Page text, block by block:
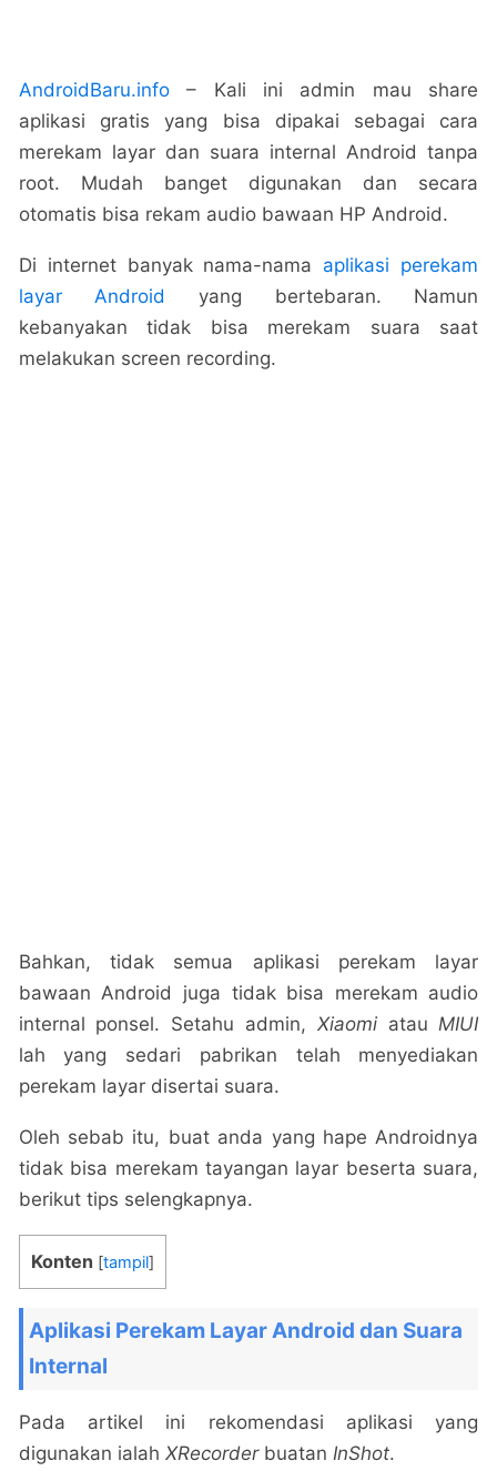
AndroidBaru.info– Kali ini admin mau share
aplikasi gratis yang bisa dipakai sebagai cara
merekam layar dan suara internal Android tanpa
root. Mudah banget digunakan dan secara
otomatis bisa rekam audio bawaan HP Android.
Di internet banyak nama-nama aplikasi perekam
layar Android
yang bertebaran. Namun
kebanyakan tidak bisa merekam suara saat
melakukan screen recording.
Bahkan, tidak semua aplikasi perekam layar
bawaan Android juga tidak bisa merekam audio
internal ponsel. Setahu admin, XiaomiatauMIUI
lah yang sedari pabrikan telah menyediakan
perekam layar disertai suara.
Oleh sebab itu, buat anda yang hape Androidnya
tidak bisa merekam tayangan layar beserta suara,
berikut tips selengkapnya.
Konten [tampil]
Aplikasi Perekam Layar Android dan Suara
Internal
Pada artikel ini rekomendasi aplikasi yang
digunakan ialah XRecorderbuatan InShot.